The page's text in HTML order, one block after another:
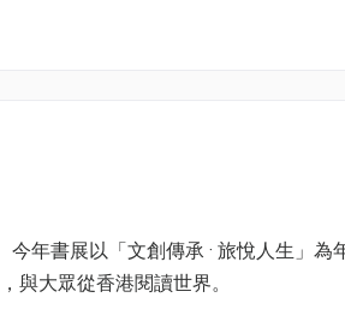
年書展以「文創傳承 · 旅悅人生」為
與大眾從香港閱讀世界。